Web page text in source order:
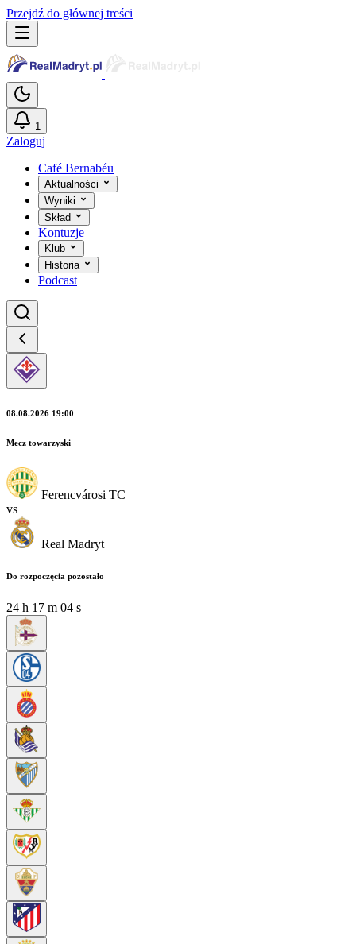
Przejdź do głównej treści
1
Zaloguj
Café Bernabéu
Aktualności
Wyniki
Skład
Kontuzje
Klub
Historia
Podcast
08.08.2026 19:00
Mecz towarzyski
Ferencvárosi TC
vs
Real Madryt
Do rozpoczęcia pozostało
24 h 17 m 03 s